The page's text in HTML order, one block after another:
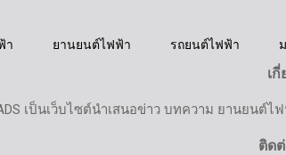
า ยานยนต์ไฟฟ้า รถยนต์ไฟฟ้า
เกี่
เป็นเว็บไซต์นำเสนอข่าว บทความ ยานยนต์
ติด